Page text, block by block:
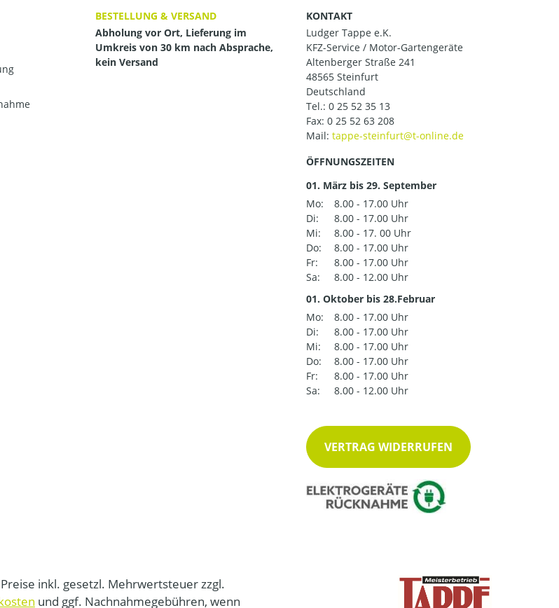
BESTELLUNG & VERSAND
Abholung vor Ort, Lieferung im
Umkreis von 30 km nach Absprache,
kein Versand
KONTAKT
Ludger Tappe e.K.
KFZ-Service / Motor-Gartengeräte
Altenberger Straße 241
48565 Steinfurt
Deutschland
Tel.: 0 25 52 35 13
Fax: 0 25 52 63 208
Mail:
ÖFFNUNGSZEITEN
01. März bis 29. September
Mo:
8.00 - 17.00 Uhr
Di:
8.00 - 17.00 Uhr
Mi:
8.00 - 17. 00 Uhr
Do:
8.00 - 17.00 Uhr
Fr:
8.00 - 17.00 Uhr
Sa:
8.00 - 12.00 Uhr
01. Oktober bis 28.Februar
Mo:
8.00 - 17.00 Uhr
Di:
8.00 - 17.00 Uhr
Mi:
8.00 - 17.00 Uhr
Do:
8.00 - 17.00 Uhr
Fr:
8.00 - 17.00 Uhr
Sa:
8.00 - 12.00 Uhr
VERTRAG WIDERRUFEN
inkl. gesetzl. Mehrwertsteuer zzgl.
und ggf. Nachnahmegebühren, wenn